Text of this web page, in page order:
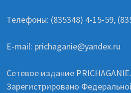
Телефоны: (835348) 4-15-59,
E-mail: prichaganie@yandex.ru
Сетевое издание
Зарегистрировано